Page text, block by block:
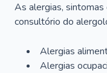
As alergias,
consultório do
Alergias
Alergias